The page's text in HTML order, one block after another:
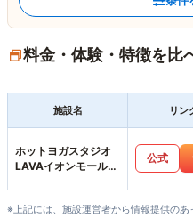
料金・体験・特徴を比
施設名 リン
ホットヨガスタジオ
LAVAイオンモール大
公式
※上記には、施設運営者から情報提供の